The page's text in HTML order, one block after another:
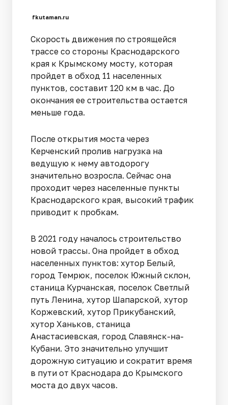
fkutaman.ru
Скорость движения по строящейся
трассе со стороны Краснодарского
края к Крымскому мосту, которая
пройдет в обход 11 населенных
пунктов, составит 120 км в час. До
окончания ее строительства остается
меньше года.
После открытия моста через
Керченский пролив нагрузка на
ведущую к нему автодорогу
значительно возросла. Сейчас она
проходит через населенные пункты
Краснодарского края, высокий трафик
приводит к пробкам.
В 2021 году началось строительство
новой трассы. Она пройдет в обход
населенных пунктов: хутор Белый,
город Темрюк, поселок Южный склон,
станица Курчанская, поселок Светлый
путь Ленина, хутор Шапарской, хутор
Коржевский, хутор Прикубанский,
хутор Ханьков, станица
Анастасиевская, город Славянск-на-
Кубани. Это значительно улучшит
дорожную ситуацию и сократит время
в пути от Краснодара до Крымского
моста до двух часов.